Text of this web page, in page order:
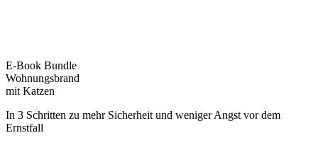
E-Book Bundle
Wohnungsbrand
mit Katzen
In 3 Schritten zu mehr Sicherheit und weniger Angst vor dem
Ernstfall